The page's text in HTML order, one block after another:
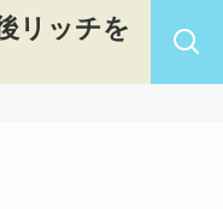
リッチを